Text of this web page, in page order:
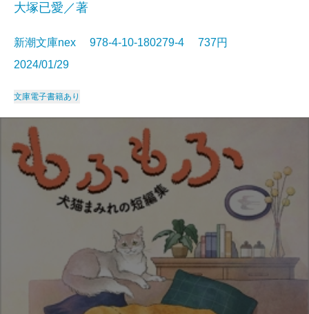
大塚已愛／著
新潮文庫nex 978-4-10-180279-4 737円
2024/01/29
文庫電子書籍あり